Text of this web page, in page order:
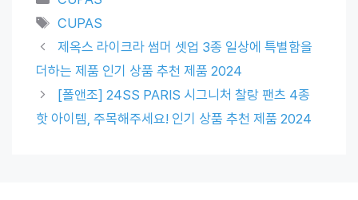
Tags
CUPAS
제옥스 라이크라 썸머 셋업 3종 일상에 특별함을
더하는 제품 인기 상품 추천 제품 2024
[폴앤조] 24SS PARIS 시그니처 찰랑 팬츠 4종
핫 아이템, 주목해주세요! 인기 상품 추천 제품 2024